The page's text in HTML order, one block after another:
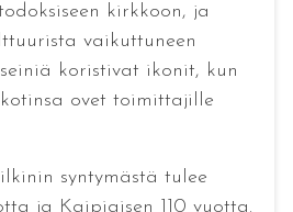
kirkkoon, ja
vaikuttuneen
koristivat ikonit, kun
ovet toimittajille
syntymästä tulee
ja Kaipiaisen 110 vuotta.